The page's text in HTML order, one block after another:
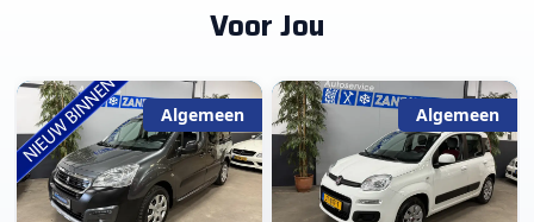
Voor Jou
Algemeen Algemeen